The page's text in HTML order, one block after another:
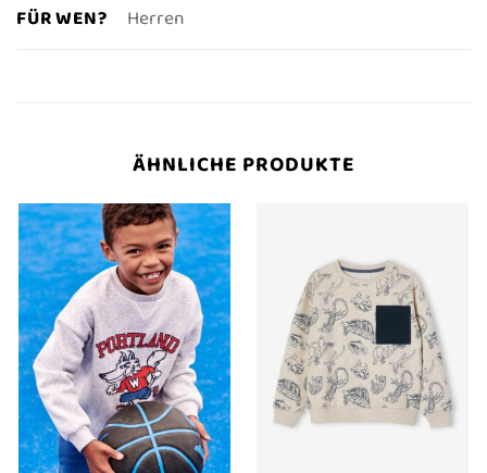
FÜR WEN? Herren
ÄHNLICHE PRODUKTE